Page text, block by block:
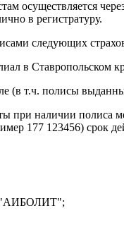
осуществляется
в регистратуру.
следующих
в Ставропольском
(в т.ч. полисы
при наличии полиса
177 123456) срок
"АИБОЛИТ";